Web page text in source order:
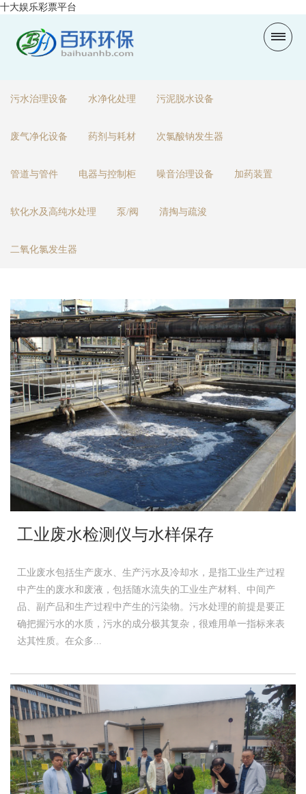
十大娱乐彩票平台
污水治理设备 水净化处理 污泥脱水设备
废气净化设备 药剂与耗材 次氯酸钠发生器
管道与管件 电器与控制柜 噪音治理设备 加药装置
软化水及高纯水处理 泵/阀 清掏与疏浚
二氧化氯发生器
工业废水检测仪与水样保存
工业废水包括生产废水、生产污水及冷却水，是指工业生产过程
中产生的废水和废液，包括随水流失的工业生产材料、中间产
品、副产品和生产过程中产生的污染物。污水处理的前提是要正
确把握污水的水质，污水的成分极其复杂，很难用单一指标来表
达其性质。在众多...